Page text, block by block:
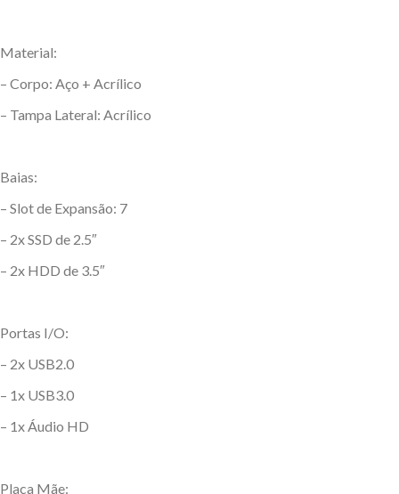
Material:
– Corpo: Aço + Acrílico
– Tampa Lateral: Acrílico
Baias:
– Slot de Expansão: 7
– 2x SSD de 2.5″
– 2x HDD de 3.5″
Portas I/O:
– 2x USB2.0
– 1x USB3.0
– 1x Áudio HD
Placa Mãe: